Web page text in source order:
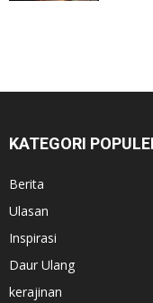
KATEGORI
Berita
Ulasan
Inspirasi
Daur Ulang
kerajinan